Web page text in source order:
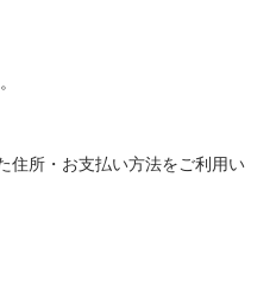
住所・お支払い方法をご利用い